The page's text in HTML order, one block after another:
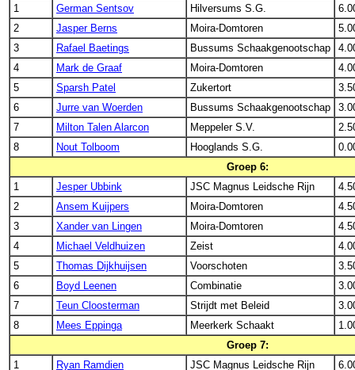
1
German Sentsov Hilversums S.G.
2
Jasper Berns Moira-Domtoren
3
Rafael Baetings Bussums Schaakgenootschap
4
Mark de Graaf Moira-Domtoren
5
Sparsh Patel Zukertort
6
Jurre van Woerden Bussums Schaakgenootschap
7
Milton Talen Alarcon Meppeler S.V.
8
Nout Tolboom Hooglands S.G.
Groep 6:
1
Jesper Ubbink JSC Magnus Leidsche Rijn
2
Ansem Kuijpers Moira-Domtoren
3
Xander van Lingen Moira-Domtoren
4
Michael Veldhuizen Zeist
5
Thomas Dijkhuijsen Voorschoten
6
Boyd Leenen Combinatie
7
Teun Cloosterman Strijdt met Beleid
8
Mees Eppinga Meerkerk Schaakt
Groep 7:
1
Ryan Ramdien JSC Magnus Leidsche Rijn